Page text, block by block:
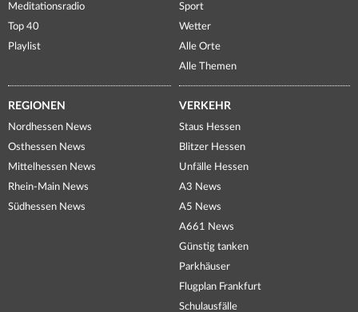
Meditationsradio
Top 40
Playlist
Sport
Wetter
Alle Orte
Alle Themen
REGIONEN
Nordhessen News
Osthessen News
Mittelhessen News
Rhein-Main News
Südhessen News
VERKEHR
Staus Hessen
Blitzer Hessen
Unfälle Hessen
A3 News
A5 News
A661 News
Günstig tanken
Parkhäuser
Flugplan Frankfurt
Schulausfälle